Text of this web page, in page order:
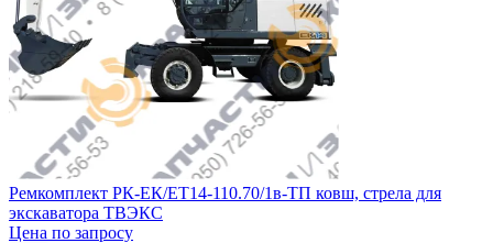
Ремкомплект РК-ЕК/ЕТ14-110.70/1в-ТП ковш, стрела для
экскаватора ТВЭКС
Цена по запросу